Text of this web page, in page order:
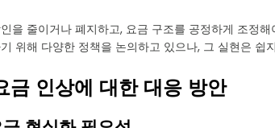
을 줄이거나 폐지하고, 요금 구조를 공정하게 조정
위해 다양한 정책을 논의하고 있으나, 그 실현은 쉽
금 인상에 대한 대응 방안